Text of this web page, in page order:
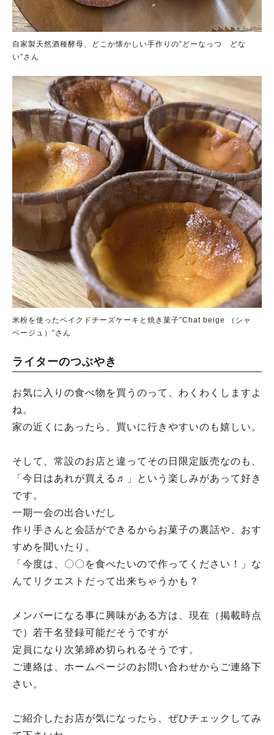
自家製天然酒種酵母、どこか懐かしい手作りの”どーなっつ どな
い”さん
米粉を使ったベイクドチーズケーキと焼き菓子”Chat beige （シャ
ベージュ）”さん
ライターのつぶやき
お気に入りの食べ物を買うのって、わくわくしますよ
ね。
家の近くにあったら、買いに行きやすいのも嬉しい。
そして、常設のお店と違ってその日限定販売なのも、
「今日はあれが買える♬」という楽しみがあって好き
です。
一期一会の出合いだし
作り手さんと会話ができるからお菓子の裏話や、おす
すめを聞いたり。
「今度は、〇〇を食べたいので作ってください！」な
んてリクエストだって出来ちゃうかも？
メンバーになる事に興味がある方は、現在（掲載時点
で）若干名登録可能だそうですが
定員になり次第締め切られるそうです。
ご連絡は、ホームページのお問い合わせからご連絡下
さい。
ご紹介したお店が気になったら、ぜひチェックしてみ